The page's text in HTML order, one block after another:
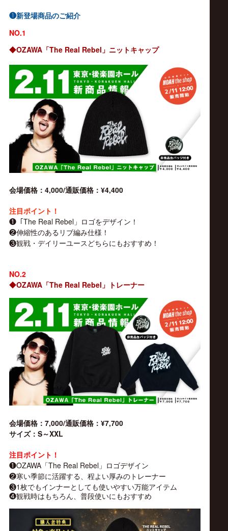
式
サ
イ
ト
❶新登場商品のご紹介
NO.1
◆OZAWA「 The Real Rebel 」ニットキャップ
会場価格： 4,000/通販価格： ¥4,400
注目ポイント！
❶「The Real Rebel」ロゴをデザイン！
❷伸縮性のあるリブ編み仕様！
❸観戦・デイリーユースどちらにもおすすめ！
NO.2
◆OZAWA「 The Real Rebel 」トレーナー
会場価格： 7,000/通販価格： ¥7,700
サイズ： S～XXL
注目ポイント！
❶OZAWA「The Real Rebel」ロゴデザイン
❷寒い季節に活躍する、程よい厚みのトレーナー
❸1枚でもインナーとしても使いやすい万能アイテム
❹観戦時はもちろん、普段使いにもおすすめ